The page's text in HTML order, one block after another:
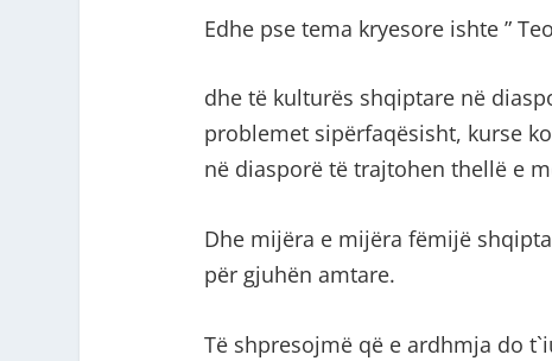
Edhe pse tema kryesore ishte ”
dhe të kulturës shqiptare në
problemet sipërfaqësisht, kurse
në diasporë të trajtohen thellë e
Dhe mijëra e mijëra fëmijë
për gjuhën amtare.
Të shpresojmë që e ardhmja do